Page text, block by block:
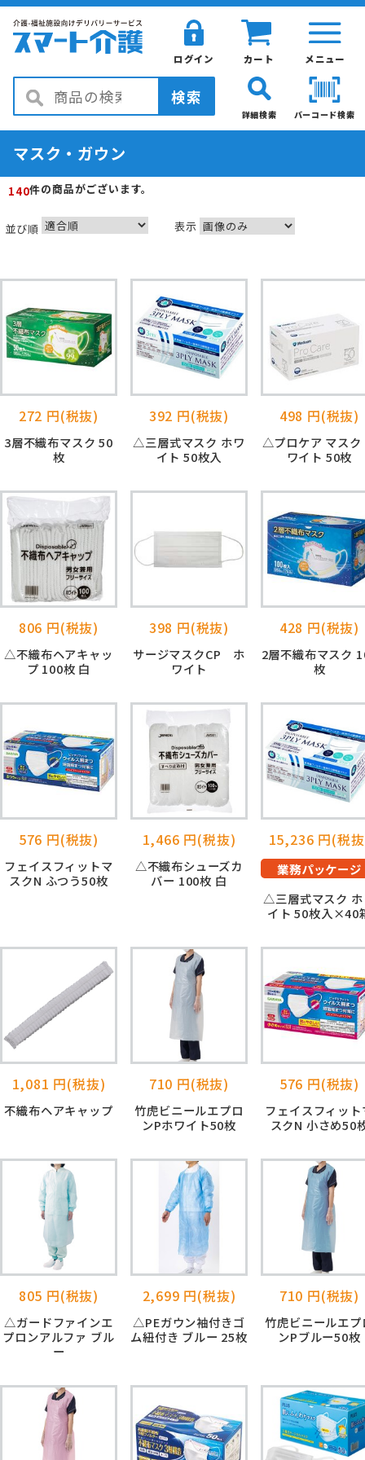
メニュー
カート
ログイン
検索
バーコード検索
詳細検索
マスク・ガウン
140件の商品がございます。
並び順 表示
272 円(税抜)
3層不織布マスク 50
枚
392 円(税抜)
△三層式マスク ホワ
イト 50枚入
498 円(税抜)
△プロケア マスク
ワイト 50枚
806 円(税抜)
△不織布ヘアキャッ
プ 100枚 白
398 円(税抜)
サージマスクCP ホ
ワイト
428 円(税抜)
2層不織布マスク
枚
576 円(税抜)
フェイスフィットマ
スクN ふつう50枚
1,466 円(税抜)
△不織布シューズカ
バー 100枚 白
15,236 円(税
業務パッケージ
△三層式マスク
イト 50枚入×40
1,081 円(税抜)
不織布ヘアキャップ
710 円(税抜)
竹虎ビニールエプロ
ンPホワイト50枚
576 円(税抜)
フェイスフィット
スクN 小さめ50
805 円(税抜)
△ガードファインエ
プロンアルファ ブル
ー
2,699 円(税抜)
△PEガウン袖付きゴ
ム紐付き ブルー 25枚
710 円(税抜)
竹虎ビニールエプ
ンPブルー50枚